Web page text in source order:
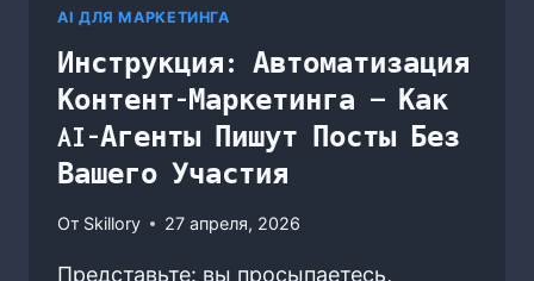
AI ДЛЯ МАРКЕТИНГА
Инструкция: Автоматизация
Контент-Маркетинга — Как
AI-Агенты Пишут Посты Без
Вашего Участия
От Skillory 27 апреля, 2026
Представьте: вы просыпаетесь,